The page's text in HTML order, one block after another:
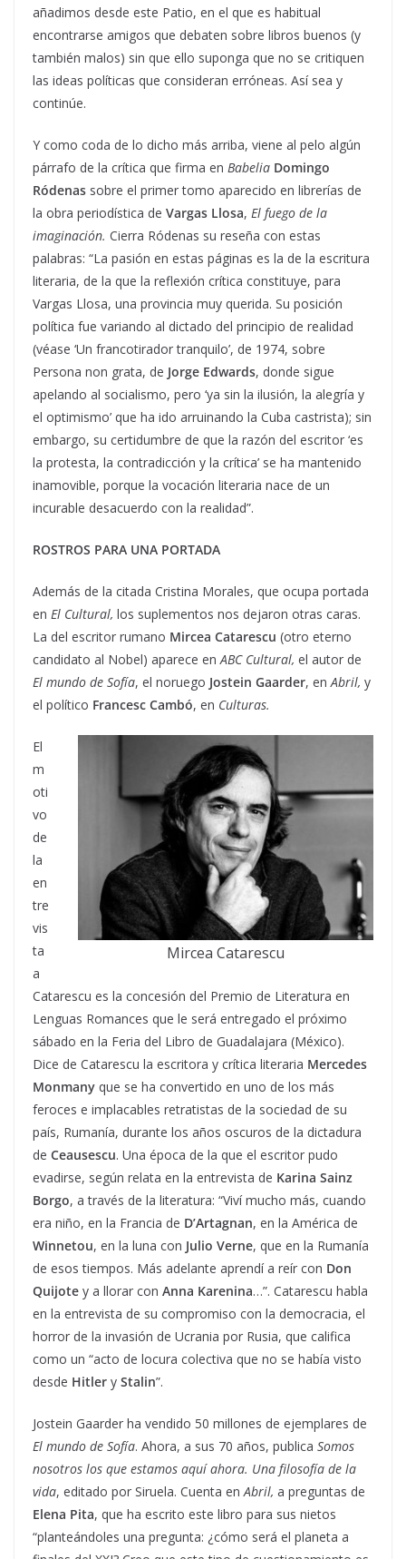
añadimos desde este Patio, en el que es habitual
encontrarse amigos que debaten sobre libros buenos (y
también malos) sin que ello suponga que no se critiquen
las ideas políticas que consideran erróneas. Así sea y
continúe.
Y como coda de lo dicho más arriba, viene al pelo algún
párrafo de la crítica que firma en Babelia Domingo
Ródenas sobre el primer tomo aparecido en librerías de
la obra periodística de Vargas Llosa, El fuego de la
imaginación. Cierra Ródenas su reseña con estas
palabras: “La pasión en estas páginas es la de la escritura
literaria, de la que la reflexión crítica constituye, para
Vargas Llosa, una provincia muy querida. Su posición
política fue variando al dictado del principio de realidad
(véase ‘Un francotirador tranquilo’, de 1974, sobre
Persona non grata, de Jorge Edwards, donde sigue
apelando al socialismo, pero ‘ya sin la ilusión, la alegría y
el optimismo’ que ha ido arruinando la Cuba castrista); sin
embargo, su certidumbre de que la razón del escritor ‘es
la protesta, la contradicción y la crítica’ se ha mantenido
inamovible, porque la vocación literaria nace de un
incurable desacuerdo con la realidad”.
ROSTROS PARA UNA PORTADA
Además de la citada Cristina Morales, que ocupa portada
en El Cultural, los suplementos nos dejaron otras caras.
La del escritor rumano Mircea Catarescu (otro eterno
candidato al Nobel) aparece enABC Cultural, el autor de
El mundo de Sofía, el noruego Jostein Gaarder, enAbril, y
el político Francesc Cambó, en Culturas.
Mircea Catarescu
El
m
oti
vo
de
la
en
tre
vis
ta
a
Catarescu es la concesión del Premio de Literatura en
Lenguas Romances que le será entregado el próximo
sábado en la Feria del Libro de Guadalajara (México).
Dice de Catarescu la escritora y crítica literaria Mercedes
Monmany que se ha convertido en uno de los más
feroces e implacables retratistas de la sociedad de su
país, Rumanía, durante los años oscuros de la dictadura
de Ceausescu. Una época de la que el escritor pudo
evadirse, según relata en la entrevista de Karina Sainz
Borgo, a través de la literatura: “Viví mucho más, cuando
era niño, en la Francia de D’Artagnan, en la América de
Winnetou, en la luna con Julio Verne, que en la Rumanía
de esos tiempos. Más adelante aprendí a reír con Don
Quijote y a llorar con Anna Karenina…”. Catarescu habla
en la entrevista de su compromiso con la democracia, el
horror de la invasión de Ucrania por Rusia, que califica
como un “acto de locura colectiva que no se había visto
desde Hitler y Stalin”.
Jostein Gaarder ha vendido 50 millones de ejemplares de
El mundo de Sofía. Ahora, a sus 70 años, publica Somos
nosotros los que estamos aquí ahora. Una filosofía de la
vida, editado por Siruela. Cuenta enAbril, a preguntas de
Elena Pita, que ha escrito este libro para sus nietos
“planteándoles una pregunta: ¿cómo será el planeta a